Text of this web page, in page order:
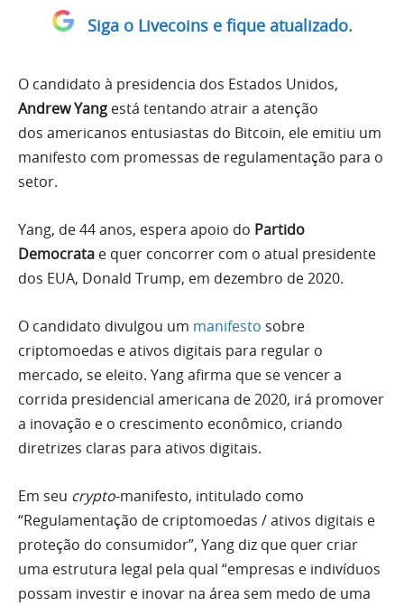
Siga o Livecoins e fique atualizado.
O candidato à presidencia dos Estados Unidos,
Andrew Yang está tentando atrair a atenção
dos americanos entusiastas do Bitcoin, ele emitiu um
manifesto com promessas de regulamentação para o
setor.
Yang, de 44 anos, espera apoio do Partido
Democrata e quer concorrer com o atual presidente
dos EUA, Donald Trump, em dezembro de 2020.
O candidato divulgou um manifesto sobre
criptomoedas e ativos digitais para regular o
mercado, se eleito. Yang afirma que se vencer a
corrida presidencial americana de 2020, irá promover
a inovação e o crescimento econômico, criando
diretrizes claras para ativos digitais.
Em seu crypto-manifesto, intitulado como
“Regulamentação de criptomoedas / ativos digitais e
proteção do consumidor”, Yang diz que quer criar
uma estrutura legal pela qual “empresas e indivíduos
possam investir e inovar na área sem medo de uma